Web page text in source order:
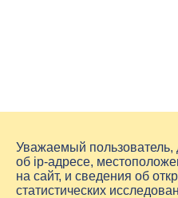
Уважаемый
об ip-адресе,
на сайт, и сведения об
статистических